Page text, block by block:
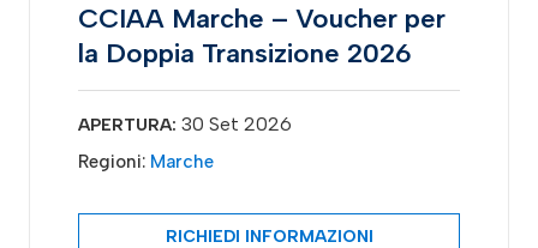
CCIAA Marche – Voucher per
la Doppia Transizione 2026
APERTURA: 30 Set 2026
Regioni: Marche
RICHIEDI INFORMAZIONI